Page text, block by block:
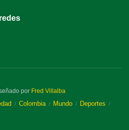
por Fred Villalba
Colombia Mundo
Deportes